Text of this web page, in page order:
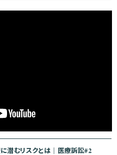
潜むリスクとは｜医療訴訟#2